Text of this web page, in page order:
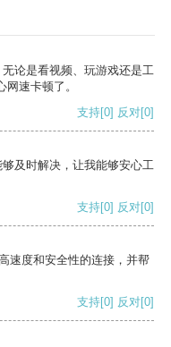
论是看视频、玩游戏还是工
速卡顿了。
支持[0] 反对[0]
及时解决，让我能够安心工
支持[0] 反对[0]
速度和安全性的连接，并帮
支持[0] 反对[0]